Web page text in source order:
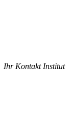
Ihr Kontakt Institut